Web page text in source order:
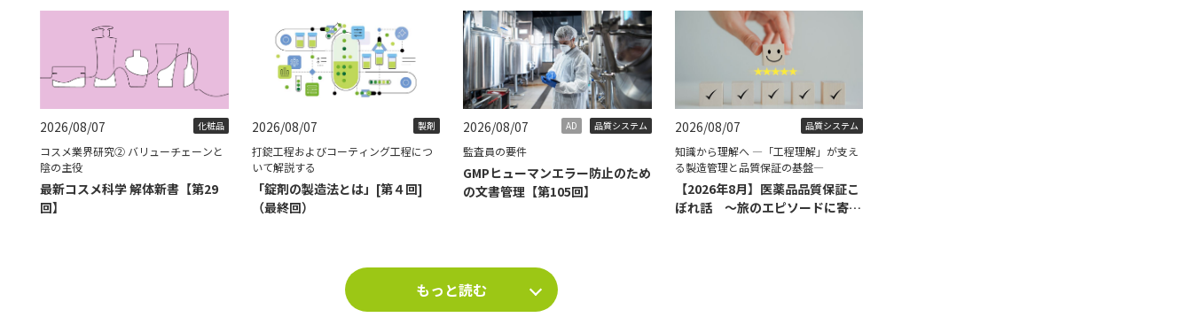
2026/08/07 化粧品
コスメ業界研究② バリューチェーンと
陰の主役
最新コスメ科学 解体新書【第29
回】
2026/08/07 製剤
打錠工程およびコーティング工程につ
いて解説する
「錠剤の製造法とは」[第４回]
（最終回）
2026/08/07 AD 品質システム
監査員の要件
GMPヒューマンエラー防止のため
の文書管理【第105回】
2026/08/07 品質システム
知識から理解へ ―「工程理解」が支え
る製造管理と品質保証の基盤―
【2026年8月】医薬品品質保証こ
ぼれ話 ～旅のエピソードに寄せ
もっと読む